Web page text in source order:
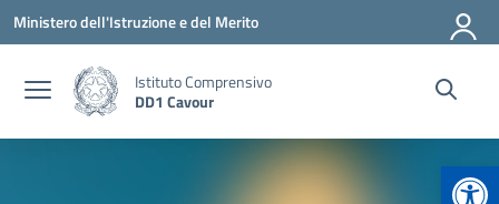
Vai ai contenuti
Vai al menu di navigazione
Vai al footer
Ministero dell'Istruzione e del Merito
Istituto Comprensivo
DD1 Cavour